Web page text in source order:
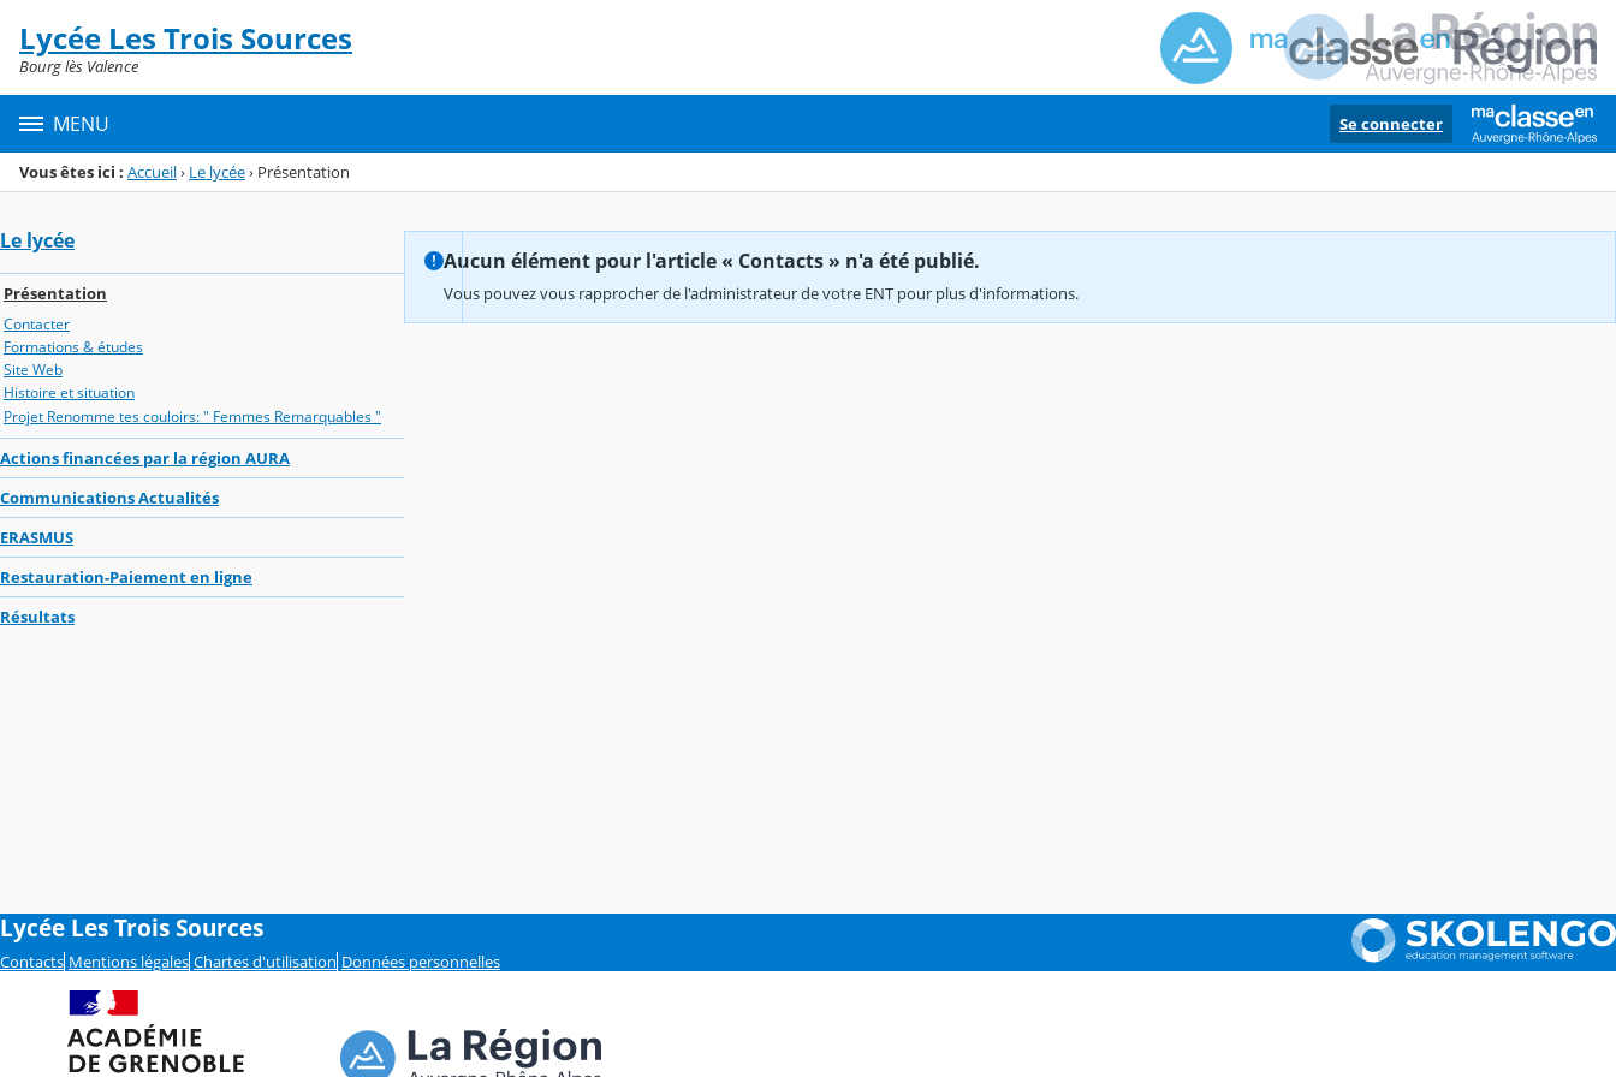
Menu de la rubrique
Contenu
Lycée Les Trois Sources
Bourg lès Valence
MENU Se connecter
Vous êtes ici : Accueil› Le lycée› Présentation
Le lycée
Présentation
Contacter
Formations & études
Site Web
Histoire et situation
Projet Renomme tes couloirs: " Femmes Remarquables "
Actions financées par la région AURA
Communications Actualités
ERASMUS
Restauration-Paiement en ligne
Résultats
Aucun élément pour l'article « Contacts » n'a été publié.
Vous pouvez vous rapprocher de l'administrateur de votre ENT pour plus d'informations.
Lycée Les Trois Sources
Contacts Mentions légales Chartes d'utilisation Données personnelles